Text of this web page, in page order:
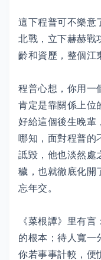
這下程普可不樂意
北戰，立下赫赫戰
齡和資歷，整個江
程普心想，你用一
肯定是靠關係上位
好給這個後生晚輩
哪知，面對程普的
詆毀，他也淡然處
穢，也就徹底化開
忘年交。
《菜根譚》里有
的根本；待人寬一
你若事事計較，便